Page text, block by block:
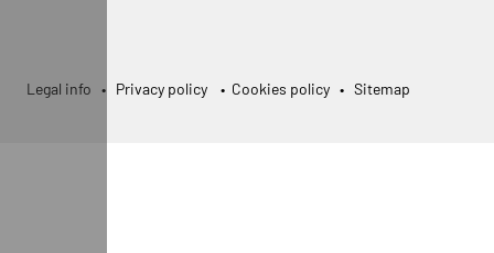
Legal info • Privacy policy • Cookies policy • Sitemap